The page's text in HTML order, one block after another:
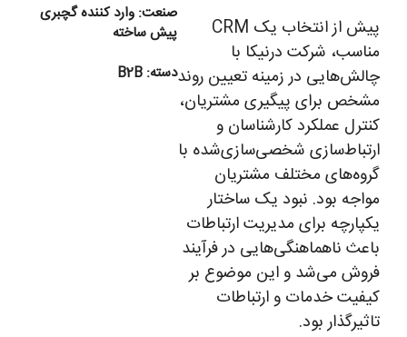
پیش از انتخاب یک CRM
مناسب، شرکت درنیکا با
چالش‌هایی در زمینه تعیین روند
مشخص برای پیگیری مشتریان،
کنترل عملکرد کارشناسان و
ارتباط‌سازی شخصی‌سازی‌شده با
گروه‌های مختلف مشتریان
مواجه بود. نبود یک ساختار
یکپارچه برای مدیریت ارتباطات
باعث ناهماهنگی‌هایی در فرآیند
فروش می‌شد و این موضوع بر
کیفیت خدمات و ارتباطات
تاثیرگذار بود.
صنعت: وارد کننده گچبری
پیش ساخته
دسته: